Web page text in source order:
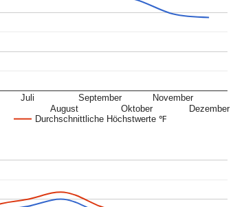
Durchschnittliche Höchstwerte ℉
Juli
August
September
Oktober
November
Dezember